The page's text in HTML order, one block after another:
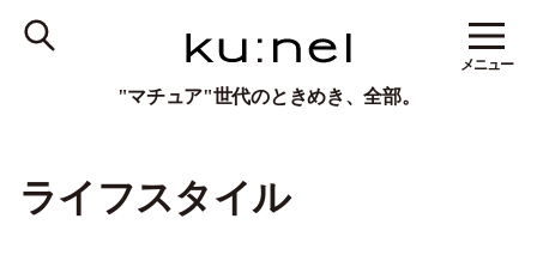
"マチュア"世代のときめき、全部。
メニュー
ライフスタイル